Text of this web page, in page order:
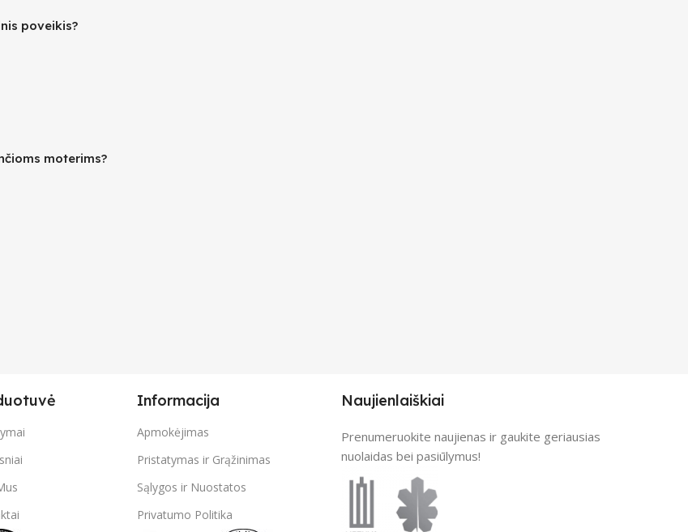
poveikis?
moterims?
Informacija
Apmokėjimas
Pristatymas ir Grąžinimas
Sąlygos ir Nuostatos
Privatumo Politika
Naujienlaiškiai
Prenumeruokite naujienas ir gaukite geriausias
nuolaidas bei pasiūlymus!